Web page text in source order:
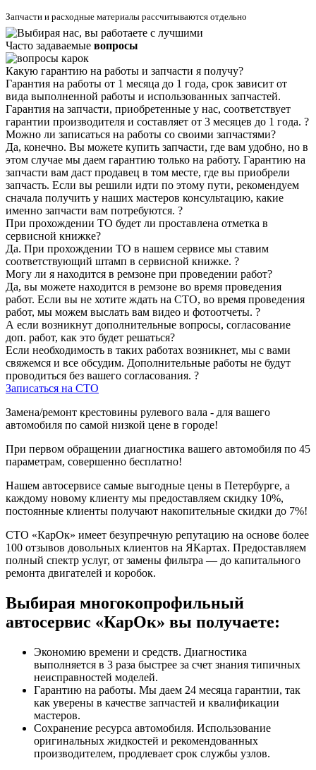
Запчасти и расходные материалы рассчитываются отдельно
Часто задаваемые вопросы
Какую гарантию на работы и запчасти я получу?
Гарантия на работы от 1 месяца до 1 года, срок зависит от
вида выполненной работы и использованных запчастей.
Гарантия на запчасти, приобретенные у нас, соответствует
гарантии производителя и составляет от 3 месяцев до 1 года. ?
Можно ли записаться на работы со своими запчастями?
Да, конечно. Вы можете купить запчасти, где вам удобно, но в
этом случае мы даем гарантию только на работу. Гарантию на
запчасти вам даст продавец в том месте, где вы приобрели
запчасть. Если вы решили идти по этому пути, рекомендуем
сначала получить у наших мастеров консультацию, какие
именно запчасти вам потребуются. ?
При прохождении ТО будет ли проставлена отметка в
сервисной книжке?
Да. При прохождении ТО в нашем сервисе мы ставим
соответствующий штамп в сервисной книжке. ?
Могу ли я находится в ремзоне при проведении работ?
Да, вы можете находится в ремзоне во время проведения
работ. Если вы не хотите ждать на СТО, во время проведения
работ, мы можем выслать вам видео и фотоотчеты. ?
А если возникнут дополнительные вопросы, согласование
доп. работ, как это будет решаться?
Если необходимость в таких работах возникнет, мы с вами
свяжемся и все обсудим. Дополнительные работы не будут
проводиться без вашего согласования. ?
Записаться на СТО
Замена/ремонт крестовины рулевого вала - для вашего
автомобиля по самой низкой цене в городе!
При первом обращении диагностика вашего автомобиля по 45
параметрам, совершенно бесплатно!
Нашем автосервисе самые выгодные цены в Петербурге, а
каждому новому клиенту мы предоставляем скидку 10%,
постоянные клиенты получают накопительные скидки до 7%!
СТО «КарОк» имеет безупречную репутацию на основе более
100 отзывов довольных клиентов на ЯКартах. Предоставляем
полный спектр услуг, от замены фильтра — до капитального
ремонта двигателей и коробок.
Выбирая многокопрофильный
автосервис «КарОк» вы получаете:
Экономию времени и средств. Диагностика
выполняется в 3 раза быстрее за счет знания типичных
неисправностей моделей.
Гарантию на работы. Мы даем 24 месяца гарантии, так
как уверены в качестве запчастей и квалификации
мастеров.
Сохранение ресурса автомобиля. Использование
оригинальных жидкостей и рекомендованных
производителем, продлевает срок службы узлов.